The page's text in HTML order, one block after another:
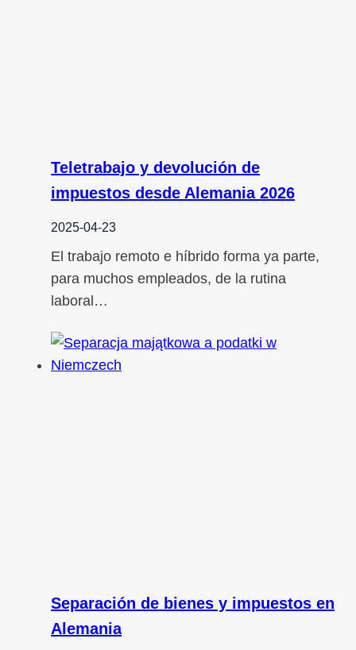
Teletrabajo y devolución de
impuestos desde Alemania 2026
2025-04-23
El trabajo remoto e híbrido forma ya parte,
para muchos empleados, de la rutina
laboral…
Separación de bienes y impuestos en
Alemania